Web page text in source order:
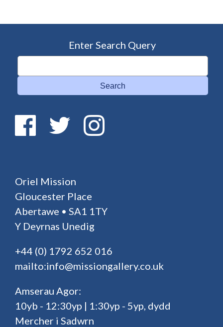
Enter Search Query
Search
Oriel Mission
Gloucester Place
Abertawe • SA1 1TY
Y Deyrnas Unedig
+44 (0) 1792 652 016
mailto:info@missiongallery.co.uk
Amserau Agor:
10yb - 12:30yp | 1:30yp - 5yp, dydd
Mercher i Sadwrn